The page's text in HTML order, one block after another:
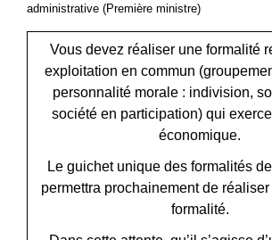
administrative (Première ministre)
Vous devez réaliser une formalité
exploitation en commun
personnalité morale : indivision,
société en participation) qui
économique.
Le guichet unique des formalités
permettra prochainement de
formalité.